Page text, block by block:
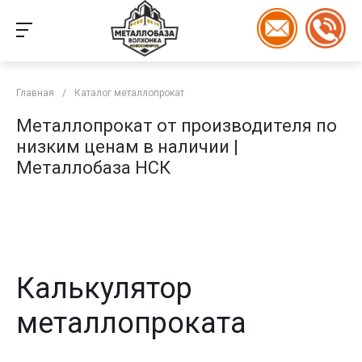
Главная / Каталог металлопрокат
Металлопрокат от производителя по
низким ценам в наличии |
Металлобаза НСК
Калькулятор
металлопроката